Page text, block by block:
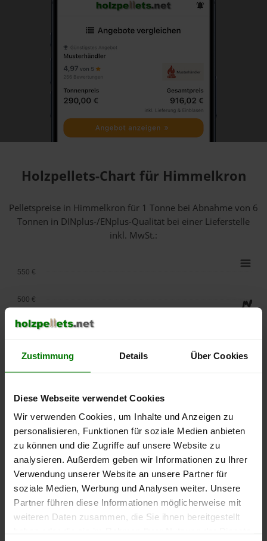
Zustimmung Details Über Cookies
Diese Webseite verwendet Cookies
Wir verwenden Cookies, um Inhalte und Anzeigen zu
personalisieren, Funktionen für soziale Medien anbieten
zu können und die Zugriffe auf unsere Website zu
analysieren. Außerdem geben wir Informationen zu Ihrer
Verwendung unserer Website an unsere Partner für
soziale Medien, Werbung und Analysen weiter. Unsere
Partner führen diese Informationen möglicherweise mit
weiteren Daten zusammen, die Sie ihnen bereitgestellt
Holzpellets-Chart für Himmelkron
Pelletspreise in Himmelkron für 1 Tonne bei Abnahmevon 6
Tonnen in DINplus-/ENplus-Qualität bei einer Lieferstelle
inkl. MwSt.:
lose Ware Sackware
September
Januar
Mai
250 €
400 €
450 €
500 €
550 €
Die aktuelle Preisentwicklung für Holzpellets in Deutschland
können Sie jederzeit auf unsererPelletspreise-Seite
nachvollziehen.